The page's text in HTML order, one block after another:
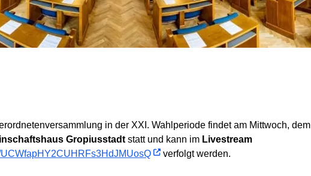
in der XXI. Wahlperiode findet am Mittwoch, dem
Gropiusstadt statt und kann im Livestream
verfolgt werden.